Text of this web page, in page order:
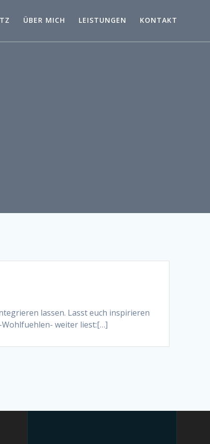
ÜBER MICH LEISTUNGEN KONTAKT
lassen. Lasst euch inspirieren
weiter liest:[…]